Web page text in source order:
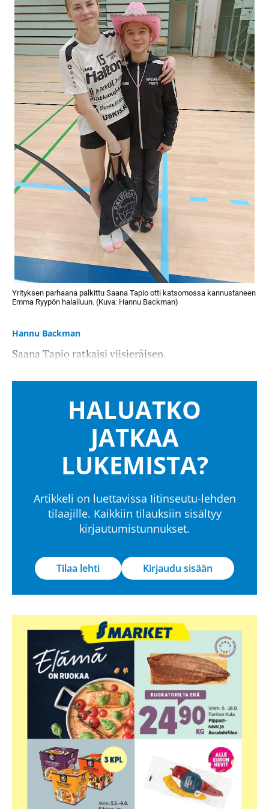
Yrityksen parhaana palkittu Saana Tapio otti katsomossa kannustaneen
Emma Ryypön halailuun. (Kuva: Hannu Backman)
Hannu Backman
Saana Tapio ratkaisi viisieräisen.
HALUATKO
JATKAA
LUKEMISTA?
Artikkeli on luettavissa Iitinseutu-lehden
tilaajille. Kaikkiin tilauksiin sisältyy
kirjautumistunnukset.
Tilaa lehti Kirjaudu sisään